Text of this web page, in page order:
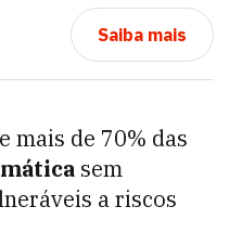
Saiba mais
mais de 70% das
sem
a riscos